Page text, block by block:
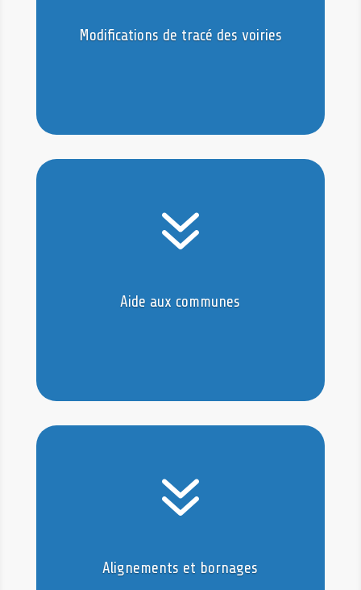
Modifications de tracé des voiries
7
Aide aux communes
7
Alignements et bornages